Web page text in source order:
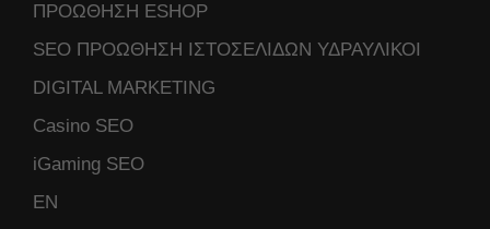
ΠΡΟΩΘΗΣΗ ESHOP
SEO ΠΡΟΩΘΗΣΗ ΙΣΤΟΣΕΛΙΔΩΝ ΥΔΡΑΥΛΙΚΟΙ
DIGITAL MARKETING
Casino SEO
iGaming SEO
ΕΝ